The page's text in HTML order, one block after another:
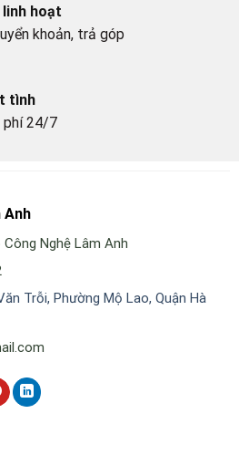
hoạt
khoản, trả góp
tình
phí 24/7
Anh
Nghệ Lâm Anh
Trỗi, Phường Mộ Lao, Quận Hà